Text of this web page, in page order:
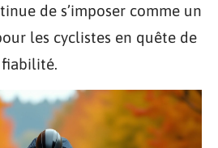
de s’imposer comme un
les cyclistes en quête de